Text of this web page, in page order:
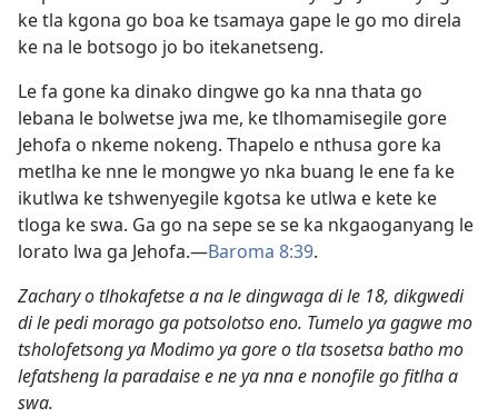
ke tla kgona go boa ke tsamaya gape le go mo direla
ke na le botsogo jo bo itekanetseng.
Le fa gone ka dinako dingwe go ka nna thata go
lebana le bolwetse jwa me, ke tlhomamisegile gore
Jehofa o nkeme nokeng. Thapelo e nthusa gore ka
metlha ke nne le mongwe yo nka buang le ene fa ke
ikutlwa ke tshwenyegile kgotsa ke utlwa e kete ke
tloga ke swa. Ga go na sepe se se ka nkgaoganyang le
lorato lwa ga Jehofa.​—Baroma 8:39.
Zachary o tlhokafetse a na le dingwaga di le 18, dikgwedi
di le pedi morago ga potsolotso eno. Tumelo ya gagwe mo
tsholofetsong ya Modimo ya gore o tla tsosetsa batho mo
lefatsheng la paradaise e ne ya nna e nonofile go fitlha a
swa.